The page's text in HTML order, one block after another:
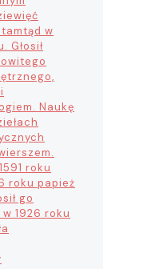
w
Głosił
Naukę
roku
roku papież
go
1926 roku